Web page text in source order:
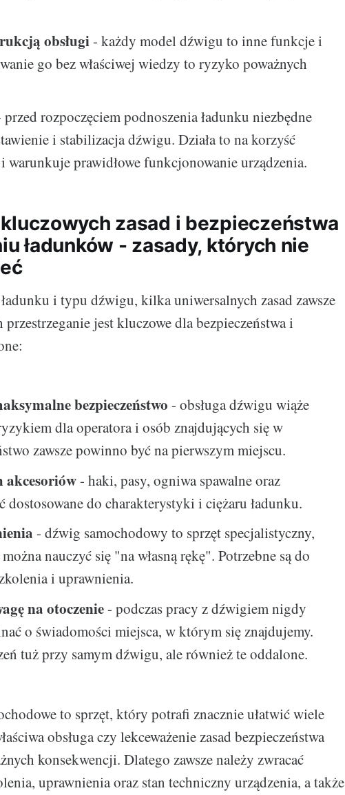
obsługi- każdy model dźwigu to inne funkcje i
go bez właściwej wiedzy to ryzyko poważnych
przed rozpoczęciem podnoszenia ładunku niezbędne
i stabilizacja dźwigu. Działa to na korzyść
warunkuje prawidłowe funkcjonowanie urządzenia.
zasad i bezpieczeństwa
ładunków - zasady, których nie
i typu dźwigu, kilka uniwersalnych zasad zawsze
jest kluczowe dla bezpieczeństwa i
bezpieczeństwo - obsługa dźwigu wiąże
dla operatora i osób znajdujących się w
zawsze powinno być na pierwszym miejscu.
akcesoriów- haki, pasy, ogniwa spawalne oraz
do charakterystyki i ciężaru ładunku.
- dźwig samochodowy to sprzęt specjalistyczny,
nauczyć się "na własną rękę". Potrzebne są do
i uprawnienia.
na otoczenie- podczas pracy z dźwigiem nigdy
o świadomości miejsca, w którym się znajdujemy.
tuż przy samym dźwigu, ale również te oddalone.
to sprzęt, który potrafi znacznie ułatwić wiele
obsługa czy lekceważenie zasad bezpieczeństwa
konsekwencji. Dlatego zawsze należy zwracać
uprawnienia oraz stan techniczny urządzenia, a także